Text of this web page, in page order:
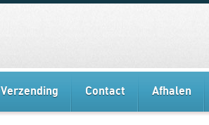
Verzending Contact Afhalen